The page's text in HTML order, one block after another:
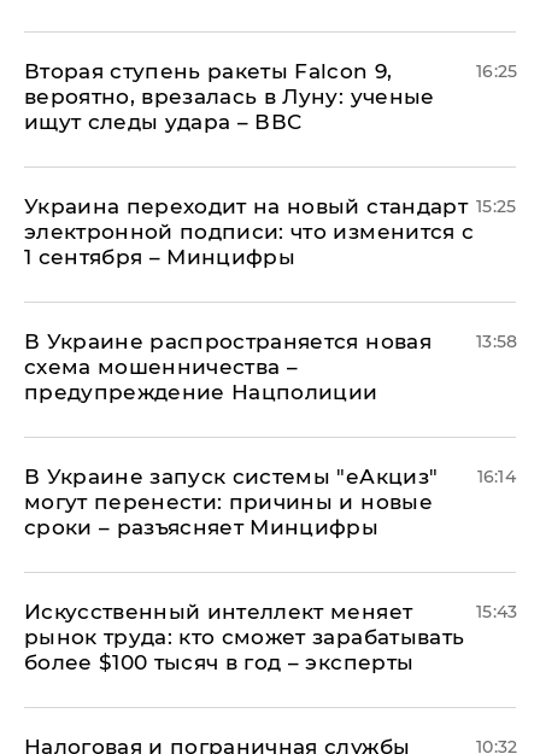
Вторая ступень ракеты Falcon 9,
вероятно, врезалась в Луну: ученые
ищут следы удара – ВВС
16:25
Украина переходит на новый стандарт
электронной подписи: что изменится с
1 сентября – Минцифры
15:25
В Украине распространяется новая
схема мошенничества –
предупреждение Нацполиции
13:58
В Украине запуск системы "еАкциз"
могут перенести: причины и новые
сроки – разъясняет Минцифры
16:14
Искусственный интеллект меняет
рынок труда: кто сможет зарабатывать
более $100 тысяч в год – эксперты
15:43
Налоговая и пограничная службы 10:32